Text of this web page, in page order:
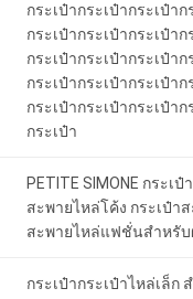
กระเป๋ากระเป๋ากระเป๋า
กระเป๋ากระเป๋ากระเป๋า
กระเป๋ากระเป๋ากระเป๋า
กระเป๋ากระเป๋ากระเป๋า
กระเป๋ากระเป๋ากระเป๋า
กระเป๋า
PETITE SIMONE กระ
สะพายไหล่โค้ง กระเป๋า
สะพายไหล่แฟชั่นสําหรั
กระเป๋ากระเป๋าไหล่เล็ก